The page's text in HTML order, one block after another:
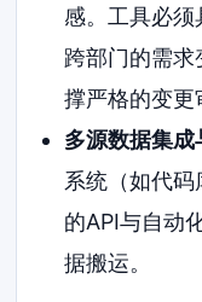
感。工具必
跨部门的需
撑严格的变更
多源数据集成
系统（如代码
的API与自动
据搬运。